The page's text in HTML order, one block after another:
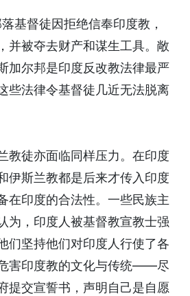
基督徒因拒绝信奉印度教，
并被夺去财产和谋生工具。敞
加尔邦是印度反改教法律最严
些法律令基督徒几近无法脱离
教徒亦面临同样压力。在印度
伊斯兰教都是后来才传入印度
在印度的合法性。一些民族主
为，印度人被基督教宣教士强
们坚持他们对印度人行使了各
害印度教的文化与传统——尽
提交宣誓书，声明自己是自愿